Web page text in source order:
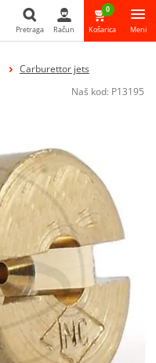
Pretraga
Pretraga Račun
0
Košarica Meni
Carburettor jets
Naš kod: P13195